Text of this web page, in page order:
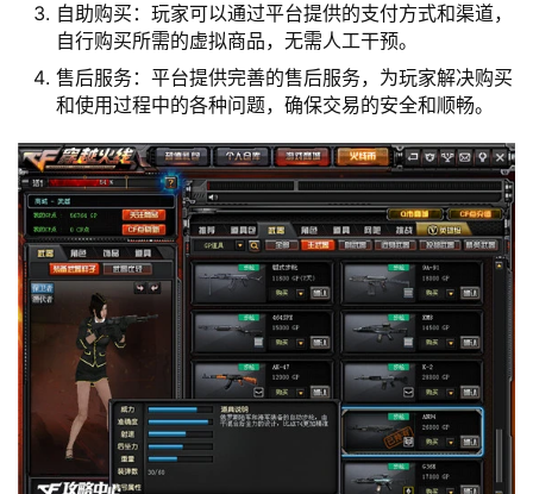
自助购买：玩家可以通过平台提供的支付方式和渠道，
自行购买所需的虚拟商品，无需人工干预。
售后服务：平台提供完善的售后服务，为玩家解决购买
和使用过程中的各种问题，确保交易的安全和顺畅。